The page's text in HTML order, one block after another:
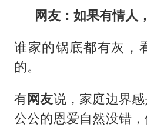
网友：如果有情人
谁家的锅底都有灰，
的。
有网友说，家庭边界
公公的恩爱自然没错